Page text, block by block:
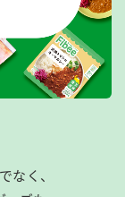
なく、